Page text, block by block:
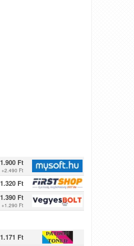
1.900 Ft
+2.490 Ft
1.320 Ft
1.390 Ft
+1.290 Ft
1.171 Ft